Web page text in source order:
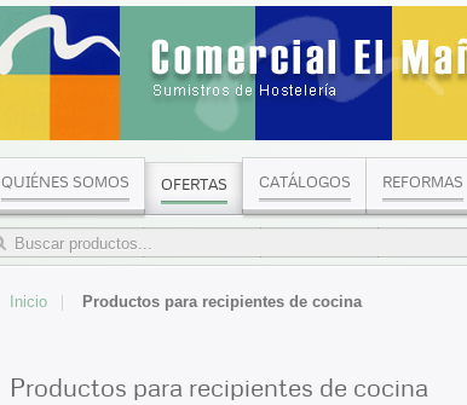
QUIÉNES SOMOS OFERTAS CATÁLOGOS REFORMAS
Inicio Productos para recipientes de cocina
Productos para recipientes de cocina